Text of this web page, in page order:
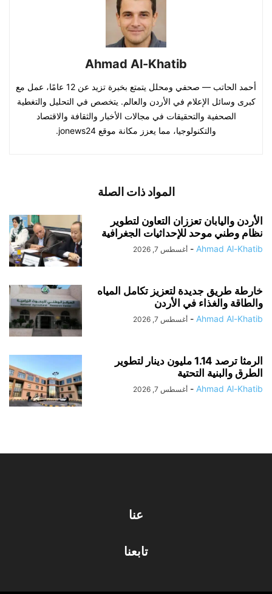
Ahmad Al-Khatib
أحمد الحاتب — صحفي ومحلل يتمتع بخبرة تزيد عن 12 عامًا، عمل مع
كبرى وسائل الإعلام في الأردن والعالم. يتخصص في التحليل والتغطية
الصحفية والتحقيقات في مجالات الأخبار والثقافة والاقتصاد
والتكنولوجيا، مما يعزز مكانة موقع jonews24.
المواد ذات الصلة
الأردن واليابان تعززان التعاون لتطوير
نظام وطني موحد للإحداثيات الجغرافية
Ahmad Al-Khatib
- أغسطس 7, 2026
خارطة طريق جديدة لتعزيز تكامل المياه
والطاقة والغذاء في الأردن
Ahmad Al-Khatib
- أغسطس 7, 2026
الرمثا ترصد 1.14 مليون دينار لتطوير
الطرق والبنية التحتية
Ahmad Al-Khatib
- أغسطس 7, 2026
عنا
تابعنا